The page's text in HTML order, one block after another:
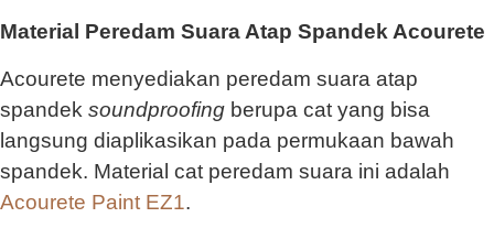
Material Peredam Suara Atap Spandek Acourete
Acourete menyediakan peredam suara atap
spandek soundproofing berupa cat yang bisa
langsung diaplikasikan pada permukaan bawah
spandek. Material cat peredam suara ini adalah
Acourete Paint EZ1.